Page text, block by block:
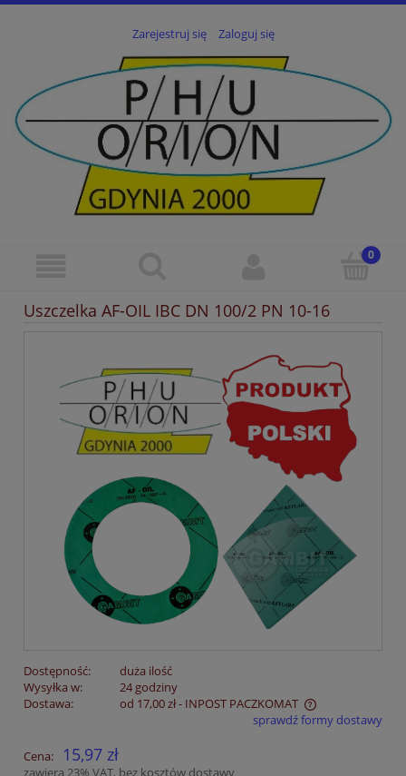
Zarejestruj się Zaloguj się
Uszczelka AF-OIL IBC DN 100/2 PN 10-16
Dostępność:
duża ilość
Wysyłka w:
24 godziny
Dostawa:
od 17,00 zł- INPOST PACZKOMAT
Cena nie zawiera ewentualnych kosztów płatnościsprawdź formy dostawy
Cena: 15,97 zł
zawiera 23% VAT, bez kosztów dostawy